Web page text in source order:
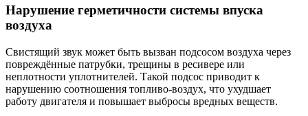
Нарушение герметичности системы впуска
воздуха
Свистящий звук может быть вызван подсосом воздуха через
повреждённые патрубки, трещины в ресивере или
неплотности уплотнителей. Такой подсос приводит к
нарушению соотношения топливо-воздух, что ухудшает
работу двигателя и повышает выбросы вредных веществ.